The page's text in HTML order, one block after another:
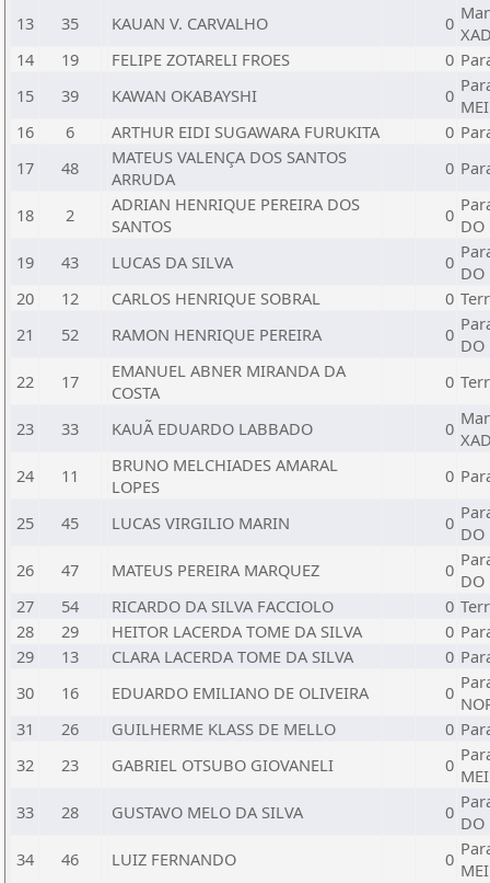
13
35 KAUAN V. CARVALHO 0
14
19 FELIPE ZOTARELI FROES 0
15
39 KAWAN OKABAYSHI 0
16
6 ARTHUR EIDI SUGAWARA FURUKITA 0
17
48
MATEUS VALENÇA DOS SANTOS
ARRUDA
0
18 2
ADRIAN HENRIQUE PEREIRA DOS
SANTOS
0 DO
19
43 LUCAS DA SILVA 0 DO
20
12 CARLOS HENRIQUE SOBRAL 0
21
52 RAMON HENRIQUE PEREIRA 0 DO
22
17
EMANUEL ABNER MIRANDA DA
COSTA
0
23 33 KAUÃ EDUARDO LABBADO 0
24
11
BRUNO MELCHIADES AMARAL
LOPES
0
25 45 LUCAS VIRGILIO MARIN 0 DO
26
47 MATEUS PEREIRA MARQUEZ 0 DO
27
54 RICARDO DA SILVA FACCIOLO 0
28
29 HEITOR LACERDA TOME DA SILVA 0
29
13 CLARA LACERDA TOME DA SILVA 0
30
16 EDUARDO EMILIANO DE OLIVEIRA 0
31
26 GUILHERME KLASS DE MELLO 0
32
23 GABRIEL OTSUBO GIOVANELI 0
33
28 GUSTAVO MELO DA SILVA 0 DO
34
46 LUIZ FERNANDO 0